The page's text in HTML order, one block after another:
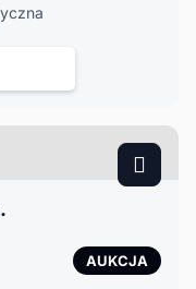
AUKCJA